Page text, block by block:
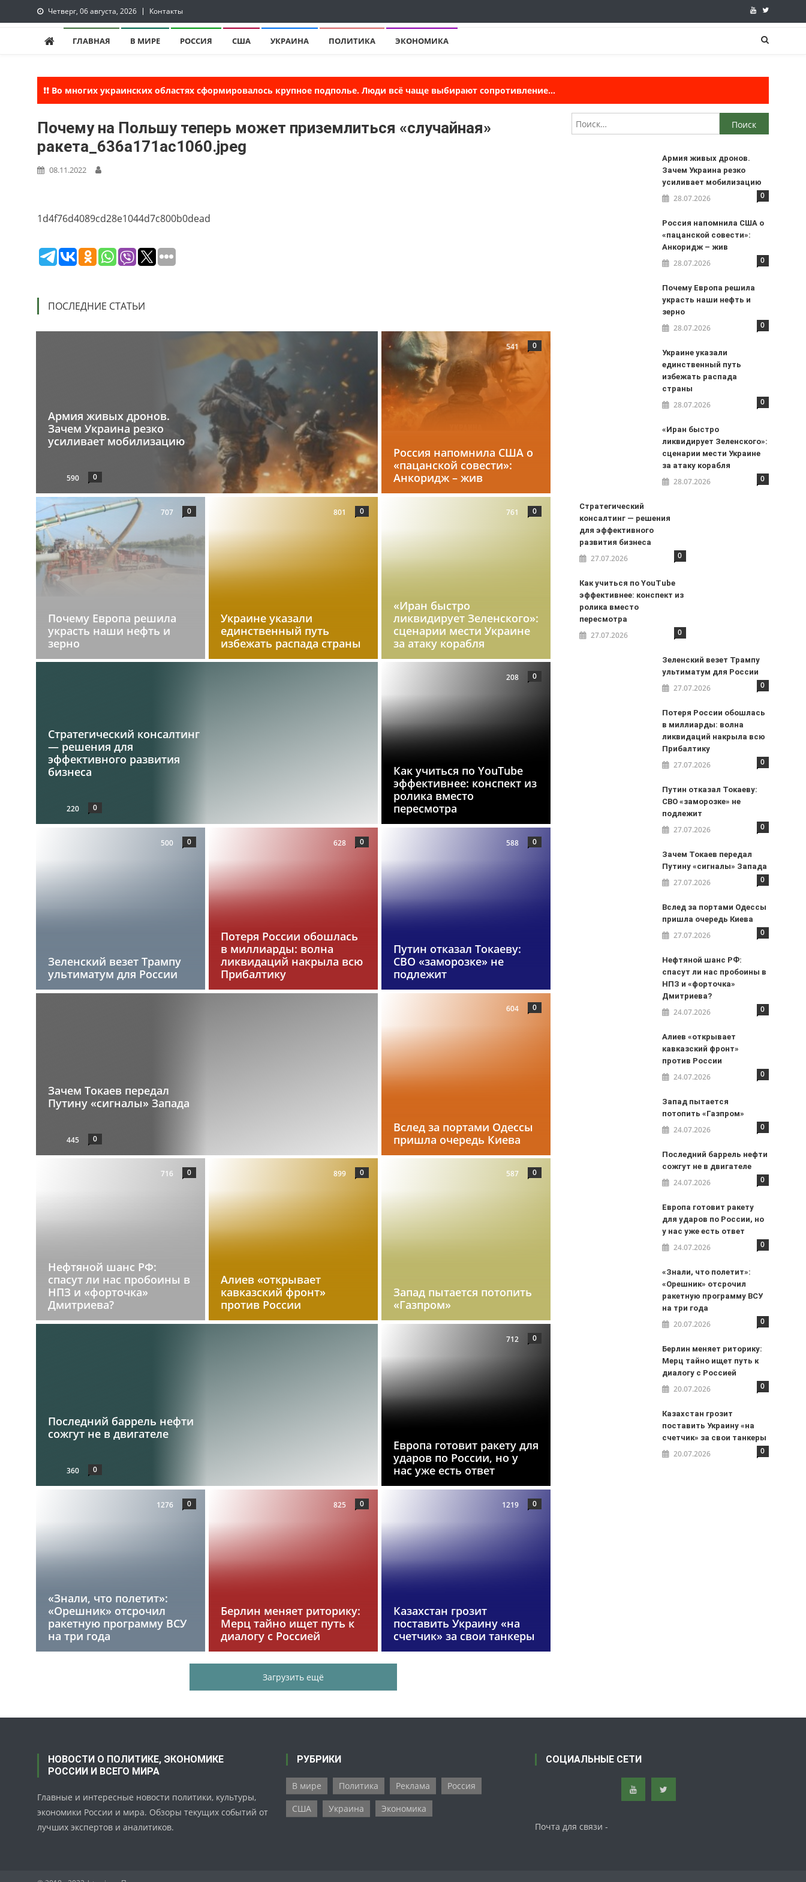
to
Четверг, 06 августа, 2026 Контакты
lentaruss
lentaruss — Новости
ГЛАВНАЯ В МИРЕ РОССИЯ США УКРАИНА ПОЛИТИКА ЭКОНОМИКА
❗❗ Во многих украинских областях сформировалось крупное подполье. Люди всё чаще выбирают сопротивление...
Почему на Польшу теперь может приземлиться «случайная»
ракета_636a171ac1060.jpeg
08.11.2022
1d4f76d4089cd28e1044d7c800b0dead
ПОСЛЕДНИЕ СТАТЬИ
Армия живых дронов.
Зачем Украина резко
усиливает мобилизацию
590 0
Россия напомнила США о
«пацанской совести»:
Анкоридж – жив
541 0
Почему Европа решила
украсть наши нефть и
зерно
707 0
Украине указали
единственный путь
избежать распада страны
801 0
«Иран быстро
ликвидирует Зеленского»:
сценарии мести Украине
за атаку корабля
761 0
Стратегический консалтинг
— решения для
эффективного развития
бизнеса
220 0
Как учиться по YouTube
эффективнее: конспект из
ролика вместо
пересмотра
208 0
Зеленский везет Трампу
ультиматум для России
500 0
Потеря России обошлась
в миллиарды: волна
ликвидаций накрыла всю
Прибалтику
628 0
Путин отказал Токаеву:
СВО «заморозке» не
подлежит
588 0
Зачем Токаев передал
Путину «сигналы» Запада
445 0
Вслед за портами Одессы
пришла очередь Киева
604 0
Нефтяной шанс РФ:
спасут ли нас пробоины в
НПЗ и «форточка»
Дмитриева?
716 0
Алиев «открывает
кавказский фронт»
против России
899 0
Запад пытается потопить
«Газпром»
587 0
Последний баррель нефти
сожгут не в двигателе
360 0
Европа готовит ракету для
ударов по России, но у
нас уже есть ответ
712 0
«Знали, что полетит»:
«Орешник» отсрочил
ракетную программу ВСУ
на три года
1276 0
Берлин меняет риторику:
Мерц тайно ищет путь к
диалогу с Россией
825 0
Казахстан грозит
поставить Украину «на
счетчик» за свои танкеры
1219 0
Загрузить ещё
Найти:
Армия живых дронов.
Зачем Украина резко
усиливает мобилизацию
28.07.2026 0
Россия напомнила США о
«пацанской совести»:
Анкоридж – жив
28.07.2026 0
Почему Европа решила
украсть наши нефть и
зерно
28.07.2026 0
Украине указали
единственный путь
избежать распада
страны
28.07.2026 0
«Иран быстро
ликвидирует Зеленского»:
сценарии мести Украине
за атаку корабля
28.07.2026 0
Стратегический
консалтинг — решения
для эффективного
развития бизнеса
27.07.2026 0
Как учиться по YouTube
эффективнее: конспект из
ролика вместо
пересмотра
27.07.2026 0
Зеленский везет Трампу
ультиматум для России
27.07.2026 0
Потеря России обошлась
в миллиарды: волна
ликвидаций накрыла всю
Прибалтику
27.07.2026 0
Путин отказал Токаеву:
СВО «заморозке» не
подлежит
27.07.2026 0
Зачем Токаев передал
Путину «сигналы» Запада
27.07.2026 0
Вслед за портами Одессы
пришла очередь Киева
27.07.2026 0
Нефтяной шанс РФ:
спасут ли нас пробоины в
НПЗ и «форточка»
Дмитриева?
24.07.2026 0
Алиев «открывает
кавказский фронт»
против России
24.07.2026 0
Запад пытается
потопить «Газпром»
24.07.2026 0
Последний баррель нефти
сожгут не в двигателе
24.07.2026 0
Европа готовит ракету
для ударов по России, но
у нас уже есть ответ
24.07.2026 0
«Знали, что полетит»:
«Орешник» отсрочил
ракетную программу ВСУ
на три года
20.07.2026 0
Берлин меняет риторику:
Мерц тайно ищет путь к
диалогу с Россией
20.07.2026 0
Казахстан грозит
поставить Украину «на
счетчик» за свои танкеры
20.07.2026 0
НОВОСТИ О ПОЛИТИКЕ, ЭКОНОМИКЕ
РОССИИ И ВСЕГО МИРА
Главные и интересные новости политики, культуры,
экономики России и мира. Обзоры текущих событий от
лучших экспертов и аналитиков.
РУБРИКИ
В мире Политика Реклама
Россия
США
Украина Экономика
СОЦИАЛЬНЫЕ СЕТИ
Почта для связи -